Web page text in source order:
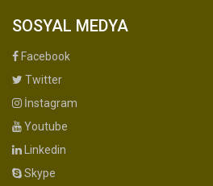
SOSYAL MEDYA
Facebook
Twitter
İnstagram
Youtube
Linkedin
Skype